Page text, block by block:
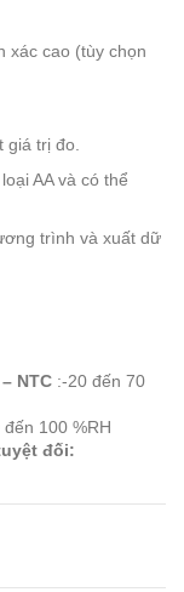
xác cao (tùy chọn
trị đo.
AA và có thể
trình và xuất dữ
NTC :-20 đến 70
đến 100 %RH
đối: